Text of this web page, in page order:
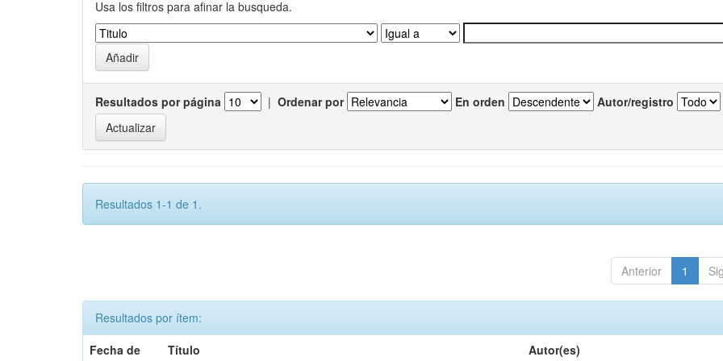
Usa los filtros para afinar la busqueda.
Resultados por página | Ordenar por En orden Autor/registro
Resultados 1-1 de 1.
Anterior 1
Resultados por ítem:
Fecha de
Título Autor(es)